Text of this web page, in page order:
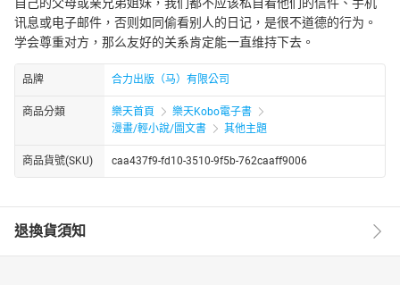
讯息或电子邮件，否则如同偷看别人的日记，是很不道德的行为。
学会尊重对方，那么友好的关系肯定能一直维持下去。
品牌 合力出版（马）有限公司
商品分類 樂天首頁
樂天Kobo電子書
漫畫/輕小說/圖文書
其他主題
商品貨號(SKU) caa437f9-fd10-3510-9f5b-762caaff9006
退換貨須知